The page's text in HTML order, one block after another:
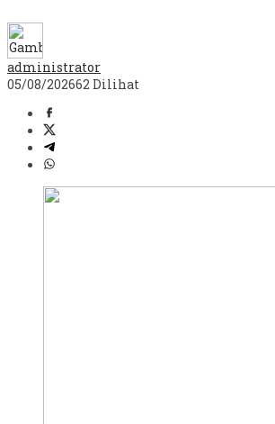
administrator
05/08/202662 Dilihat